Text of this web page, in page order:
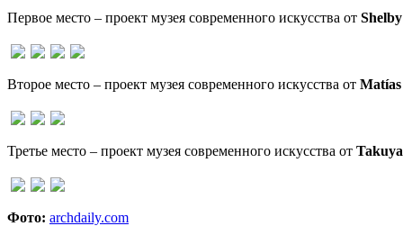
Первое место – проект музея современного искусства от
Второе место – проект музея современного искусства от
Третье место – проект музея современного искусства от
Фото: archdaily.com